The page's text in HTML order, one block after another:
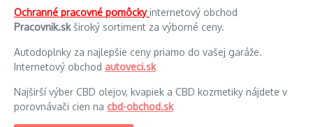
Ochranné pracovné pomôckyinternetový obchod
Pracovnik.skširoký sortiment za výborné ceny.
Autodoplnky za najlepšie ceny priamo do vašej garáže.
Internetový obchod autoveci.sk
Najširší výber CBD olejov, kvapiek a CBD kozmetiky nájdete v
porovnávači cien na cbd-obchod.sk